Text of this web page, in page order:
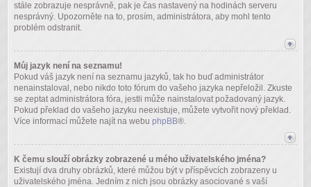
stále zobrazuje nesprávně, pak je čas nastavený na hodinách serveru
nesprávný. Upozorněte na to, prosím, administrátora, aby mohl tento
problém odstranit.
Můj jazyk není na seznamu!
Pokud váš jazyk není na seznamu jazyků, tak ho buď administrátor
nenainstaloval, nebo nikdo toto fórum do vašeho jazyka nepřeložil. Zkuste
se zeptat administrátora fóra, jestli může nainstalovat požadovaný jazyk.
Pokud překlad do vašeho jazyku neexistuje, můžete vytvořit nový překlad.
Více informací můžete najít na webu phpBB®.
K čemu slouží obrázky zobrazené u mého uživatelského jména?
Existují dva druhy obrázků, které můžou být v příspěvcích zobrazeny u
uživatelského jména. Jedním z nich jsou obrázky asociované s vaší